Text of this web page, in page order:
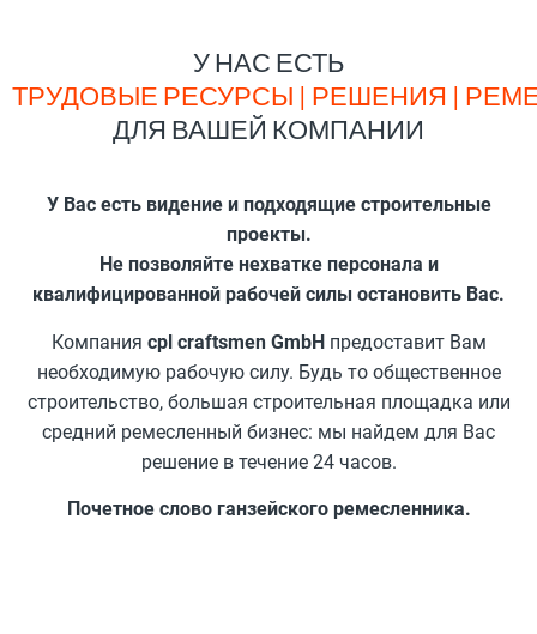
У НАС ЕСТЬ
ТРУДОВЫЕ РЕСУРСЫ | РЕШЕНИЯ | РЕМ
ДЛЯ ВАШЕЙ КОМПАНИИ
У Вас есть видение и подходящие строительные
проекты.
Не позволяйте нехватке персонала и
квалифицированной рабочей силы остановить Вас.
Компания cpl craftsmen GmbHпредоставит Вам
необходимую рабочую силу. Будь то общественное
строительство, большая строительная площадка или
средний ремесленный бизнес: мы найдем для Вас
решение в течение 24 часов.
Почетное слово ганзейского ремесленника.